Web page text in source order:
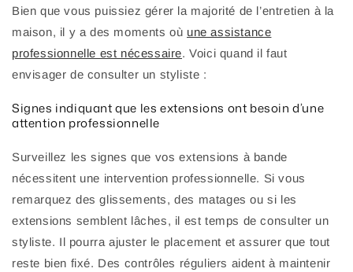
Bien que vous puissiez gérer la majorité de l’entretien à la
maison, il y a des moments où une assistance
professionnelle est nécessaire. Voici quand il faut
envisager de consulter un styliste :
Signes indiquant que les extensions ont besoin d’une
attention professionnelle
Surveillez les signes que vos extensions à bande
nécessitent une intervention professionnelle. Si vous
remarquez des glissements, des matages ou si les
extensions semblent lâches, il est temps de consulter un
styliste. Il pourra ajuster le placement et assurer que tout
reste bien fixé. Des contrôles réguliers aident à maintenir